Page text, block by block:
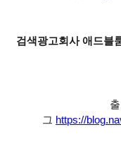
검색광고회사 애드블
그 https://